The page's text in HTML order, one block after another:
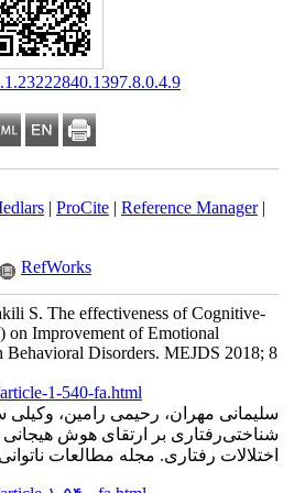
|ProCite |Reference Manager
RefWorks
S. The effectiveness of Cognitive-
on Improvement of Emotional
Behavioral Disorders. MEJDS 2018; 8
article-1-540-fa.html
سلیمانی مهران، رحیمی رامین، وکیلی
شناختی‌رفتاری بر ارتقای هوش هیجانی
اختلالات رفتاری. مجله مطالعات ناتوانی. ۱۳۹۷; ۸